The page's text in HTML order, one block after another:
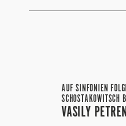
AUF SINFONIEN
SCHOSTAKOWITSCH
VASILY